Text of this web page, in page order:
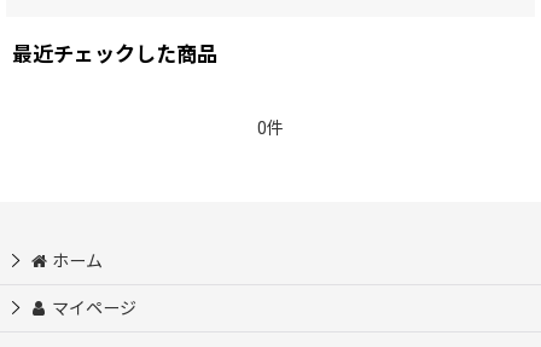
最近チェックした商品
0件
ホーム
マイページ